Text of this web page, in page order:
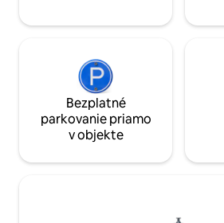
Bezplatné
parkovanie priamo
v objekte